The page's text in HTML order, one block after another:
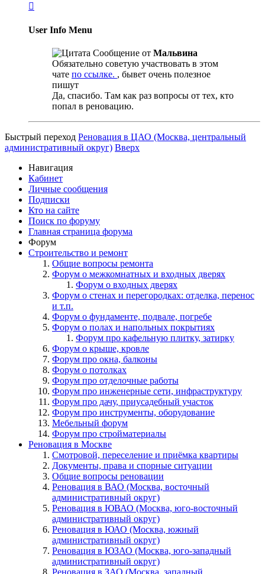

User Info Menu
Сообщение от Мальвина
Обязательно советую участвовать в этом
чате по ссылке. , бывет очень полезное
пишут
Да, спасибо. Там как раз вопросы от тех, кто
попал в реновацию.
Быстрый переход Реновация в ЦАО (Москва, центральный
административный округ) Вверх
Навигация
Кабинет
Личные сообщения
Подписки
Кто на сайте
Поиск по форуму
Главная страница форума
Форум
Строительство и ремонт
Общие вопросы ремонта
Форум о межкомнатных и входных дверях
Форум о входных дверях
Форум о стенах и перегородках: отделка, перенос
и т.п.
Форум о фундаменте, подвале, погребе
Форум о полах и напольных покрытиях
Форум про кафельную плитку, затирку
Форум о крыше, кровле
Форум про окна, балконы
Форум о потолках
Форум про отделочные работы
Форум про инженерные сети, инфраструктуру
Форум про дачу, приусадебный участок
Форум про инструменты, оборудование
Мебельный форум
Форум про стройматериалы
Реновация в Москве
Смотровой, переселение и приёмка квартиры
Документы, права и спорные ситуации
Общие вопросы реновации
Реновация в ВАО (Москва, восточный
административный округ)
Реновация в ЮВАО (Москва, юго-восточный
административный округ)
Реновация в ЮАО (Москва, южный
административный округ)
Реновация в ЮЗАО (Москва, юго-западный
административный округ)